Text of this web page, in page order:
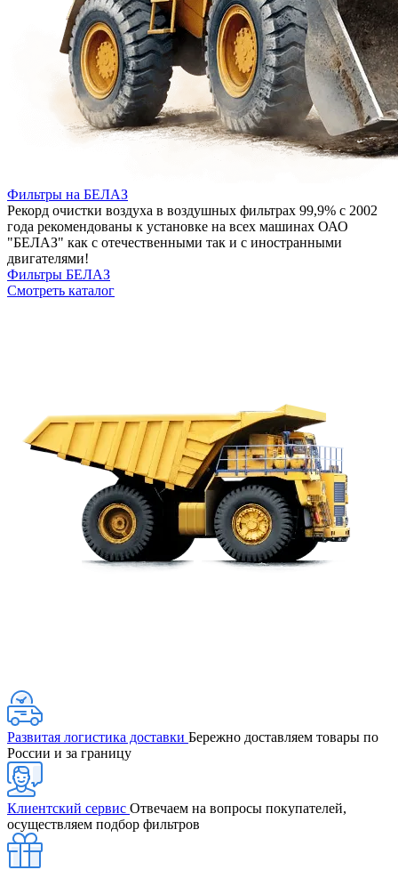
Фильтры на БЕЛАЗ
Рекорд очистки воздуха в воздушных фильтрах 99,9% с 2002
года рекомендованы к установке на всех машинах ОАО
"БЕЛАЗ" как с отечественными так и с иностранными
двигателями!
Фильтры БЕЛАЗ
Смотреть каталог
Развитая логистика доставки Бережно доставляем товары по
России и за границу
Клиентский сервис Отвечаем на вопросы покупателей,
осуществляем подбор фильтров